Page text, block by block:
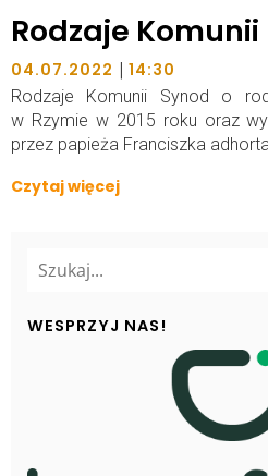
Rodzaje Komunii
04.07.2022 | 14:30
Rodzaje Komunii Synod o
w Rzymie w 2015 roku oraz
przez papieża Franciszka
Czytaj więcej
WESPRZYJ NAS!